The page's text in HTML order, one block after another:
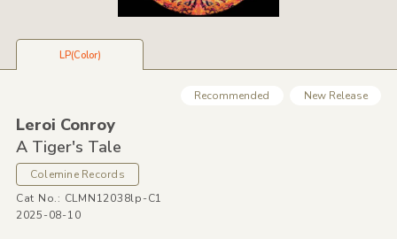
LP(Color)
Recommended New Release
Leroi Conroy
A Tiger's Tale
Colemine Records
Cat No.: CLMN12038lp-C1
2025-08-10